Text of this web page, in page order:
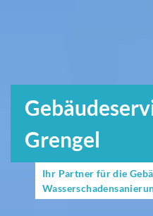
Grengel
Ihr Partner für die